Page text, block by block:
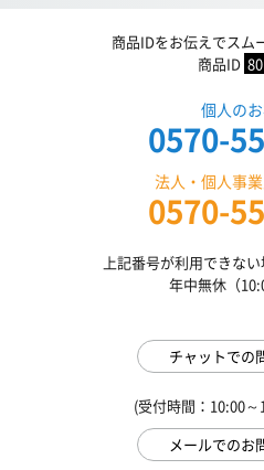
商品IDをお伝えでスム
商品ID
個人の
0570-
法人・個人事
0570-
上記番号が利用できな
年中無休（
チャットでの
(受付時間：10:00
メールでのお